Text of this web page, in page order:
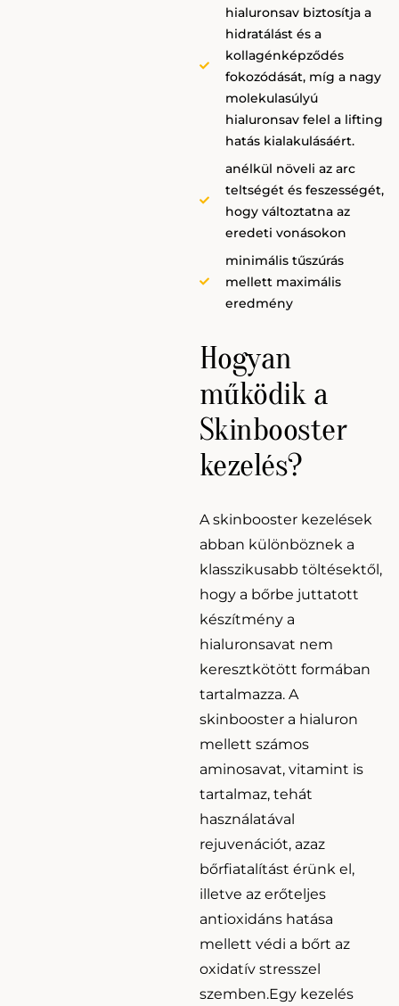
hialuronsav biztosítja a
hidratálást és a
kollagénképződés
fokozódását, míg a nagy
molekulasúlyú
hialuronsav felel a lifting
hatás kialakulásáért.
anélkül növeli az arc
teltségét és feszességét,
hogy változtatna az
eredeti vonásokon
minimális tűszúrás
mellett maximális
eredmény
Hogyan
működik a
Skinbooster
kezelés?
A skinbooster kezelések
abban különböznek a
klasszikusabb töltésektől,
hogy a bőrbe juttatott
készítmény a
hialuronsavat nem
keresztkötött formában
tartalmazza. A
skinbooster a hialuron
mellett számos
aminosavat, vitamint is
tartalmaz, tehát
használatával
rejuvenációt, azaz
bőrfiatalítást érünk el,
illetve az erőteljes
antioxidáns hatása
mellett védi a bőrt az
oxidatív stresszel
szemben.Egy kezelés